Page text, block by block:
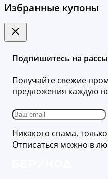
Избранные купоны
Подпишитесь на
Получайте свежие
предложения каждую
Никакого спама,
Отписаться можно в